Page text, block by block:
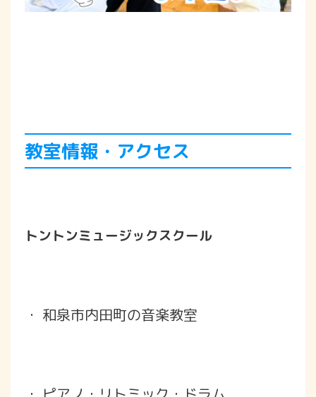
教室情報・アクセス
トントンミュージックスクール
・ 和泉市内田町の音楽教室